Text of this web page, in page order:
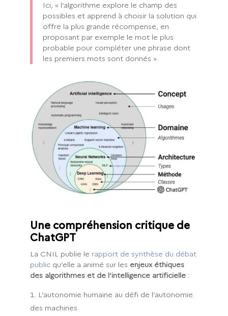
Ici, « l’algorithme explore le champ des
possibles et apprend à choisir la solution qui
offre la plus grande récompense, en
proposant par exemple le mot le plus
probable pour compléter une phrase dont
les premiers mots sont donnés ».
Une compréhension critique de
ChatGPT
La CNIL publie le rapport de synthèse du débat
public qu’elle a animé sur les enjeux éthiques
des algorithmes et de l’intelligence artificielle :
L’autonomie humaine au défi de l’autonomie
des machines